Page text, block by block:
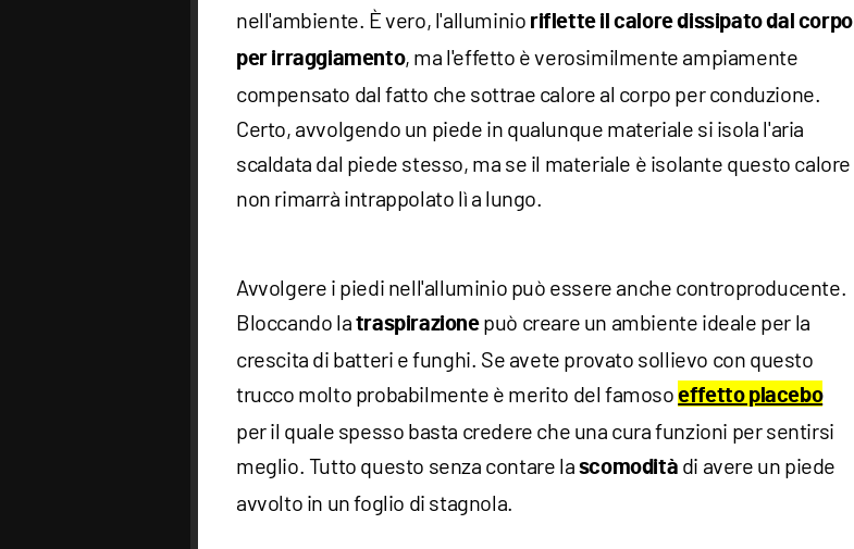
nell'ambiente. È vero, l'alluminio riflette il caloredissipato dal corpo
per irraggiamento, ma l'effetto è verosimilmente ampiamente
compensato dal fatto che sottrae calore al corpo per conduzione.
Certo, avvolgendo un piede in qualunque materiale si isola l'aria
scaldata dal piede stesso, ma se il materiale è isolante questo calore
non rimarrà intrappolato lì a lungo.
Avvolgere i piedi nell'alluminio può essere anche controproducente.
Bloccando la traspirazionepuò creare un ambiente ideale per la
crescita di batteri e funghi. Se avete provato sollievo con questo
trucco molto probabilmente è merito del famosoeffetto placebo
per il quale spesso basta credere che una cura funzioni per sentirsi
meglio. Tutto questo senza contare la scomodità di avere un piede
avvolto in un foglio di stagnola.